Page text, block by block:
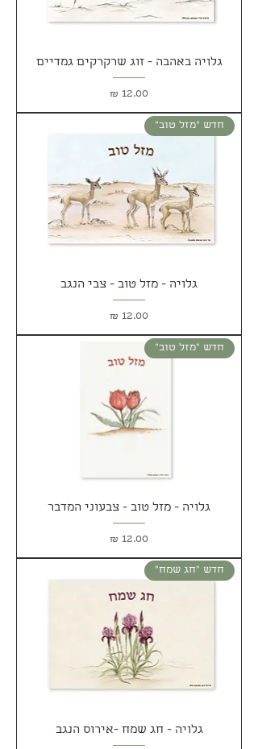
גלויה באהבה - זוג שרקרקים גמדיים
מחיר
חדש ״מזל טוב״
גלויה - מזל טוב - צבי הנגב
מחיר
חדש ״מזל טוב״
גלויה - מזל טוב - צבעוני המדבר
מחיר
חדש ״חג שמח״
גלויה - חג שמח -אירוס הנגב